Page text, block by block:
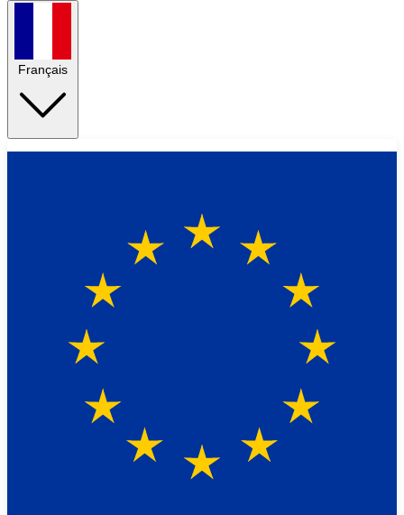
Français